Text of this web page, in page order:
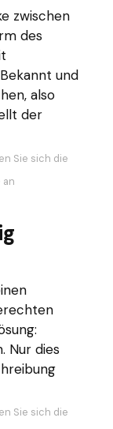
zwischen
des
und
also
der
Sie sich die
Nur dies
Sie sich die